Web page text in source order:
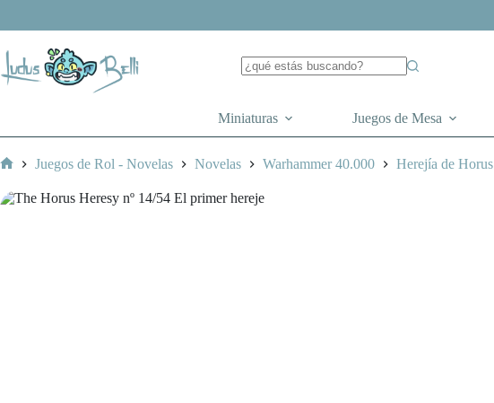
Miniaturas Juegos de Mesa
Juegos de Rol - Novelas Novelas Warhammer 40.000 Herejía de Horus